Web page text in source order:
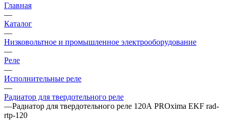
Главная
—
Каталог
—
Низковольтное и промышленное электрооборудование
—
Реле
—
Исполнительные реле
—
Радиатор для твердотельного реле
—Радиатор для твердотельного реле 120А PROxima EKF rad-
rtp-120